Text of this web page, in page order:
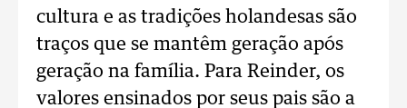
cultura e as tradições holandesas são
traços que se mantêm geração após
geração na família. Para Reinder, os
valores ensinados por seus pais são a